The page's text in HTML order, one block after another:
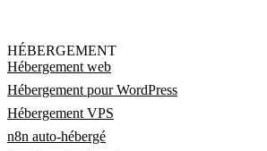
HÉBERGEMENT
Hébergement web
Hébergement pour WordPress
Hébergement VPS
n8n auto-hébergé